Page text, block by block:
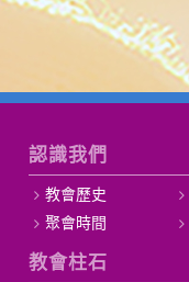
認識我們
教會歷史
聚會時間
教會柱石